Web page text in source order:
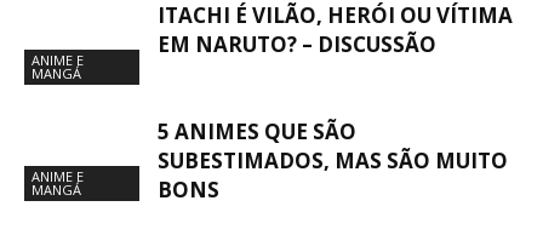
ANIME E
MANGÁ
ITACHI É VILÃO, HERÓI OU VÍTIMA
EM NARUTO? – DISCUSSÃO
ANIME E
MANGÁ
5 ANIMES QUE SÃO
SUBESTIMADOS, MAS SÃO MUITO
BONS